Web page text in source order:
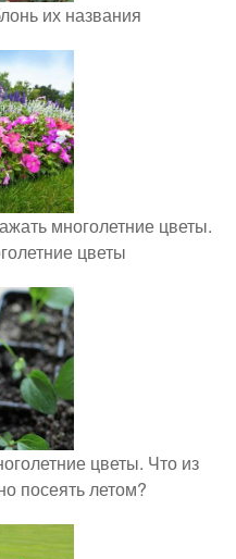
их названия
многолетние цветы.
цветы
цветы. Что из
посеять летом?